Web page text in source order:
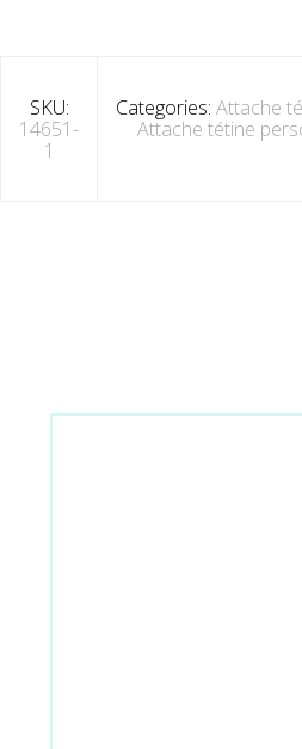
SKU:
14651-
1
Categories: Attache
Attache tétine